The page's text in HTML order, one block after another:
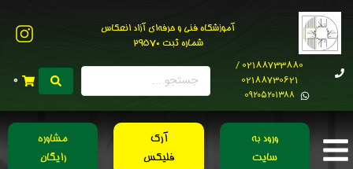
آموزشگاه فنی و حرفه‌ای آزاد انعکاس
شماره ثبت 29570
02188733880 /
02188730621
0۹۲۰۵۲۰۱۳۸۸
0
ورود به
سایت
آرک
فلیکس
مشاوره
رایگان